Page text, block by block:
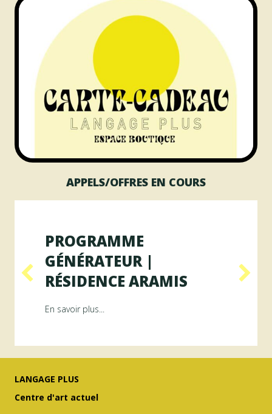
APPELS/OFFRES EN COURS
PROGRAMME
GÉNÉRATEUR |
RÉSIDENCE ARAMIS
En savoir plus...about Programme GÉNÉRATEUR | Résidence ArAMiS
LANGAGE PLUS
Centre d'art actuel